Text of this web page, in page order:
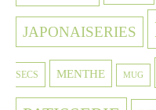
JAPONAISERIES
SECS MENTHE MUG